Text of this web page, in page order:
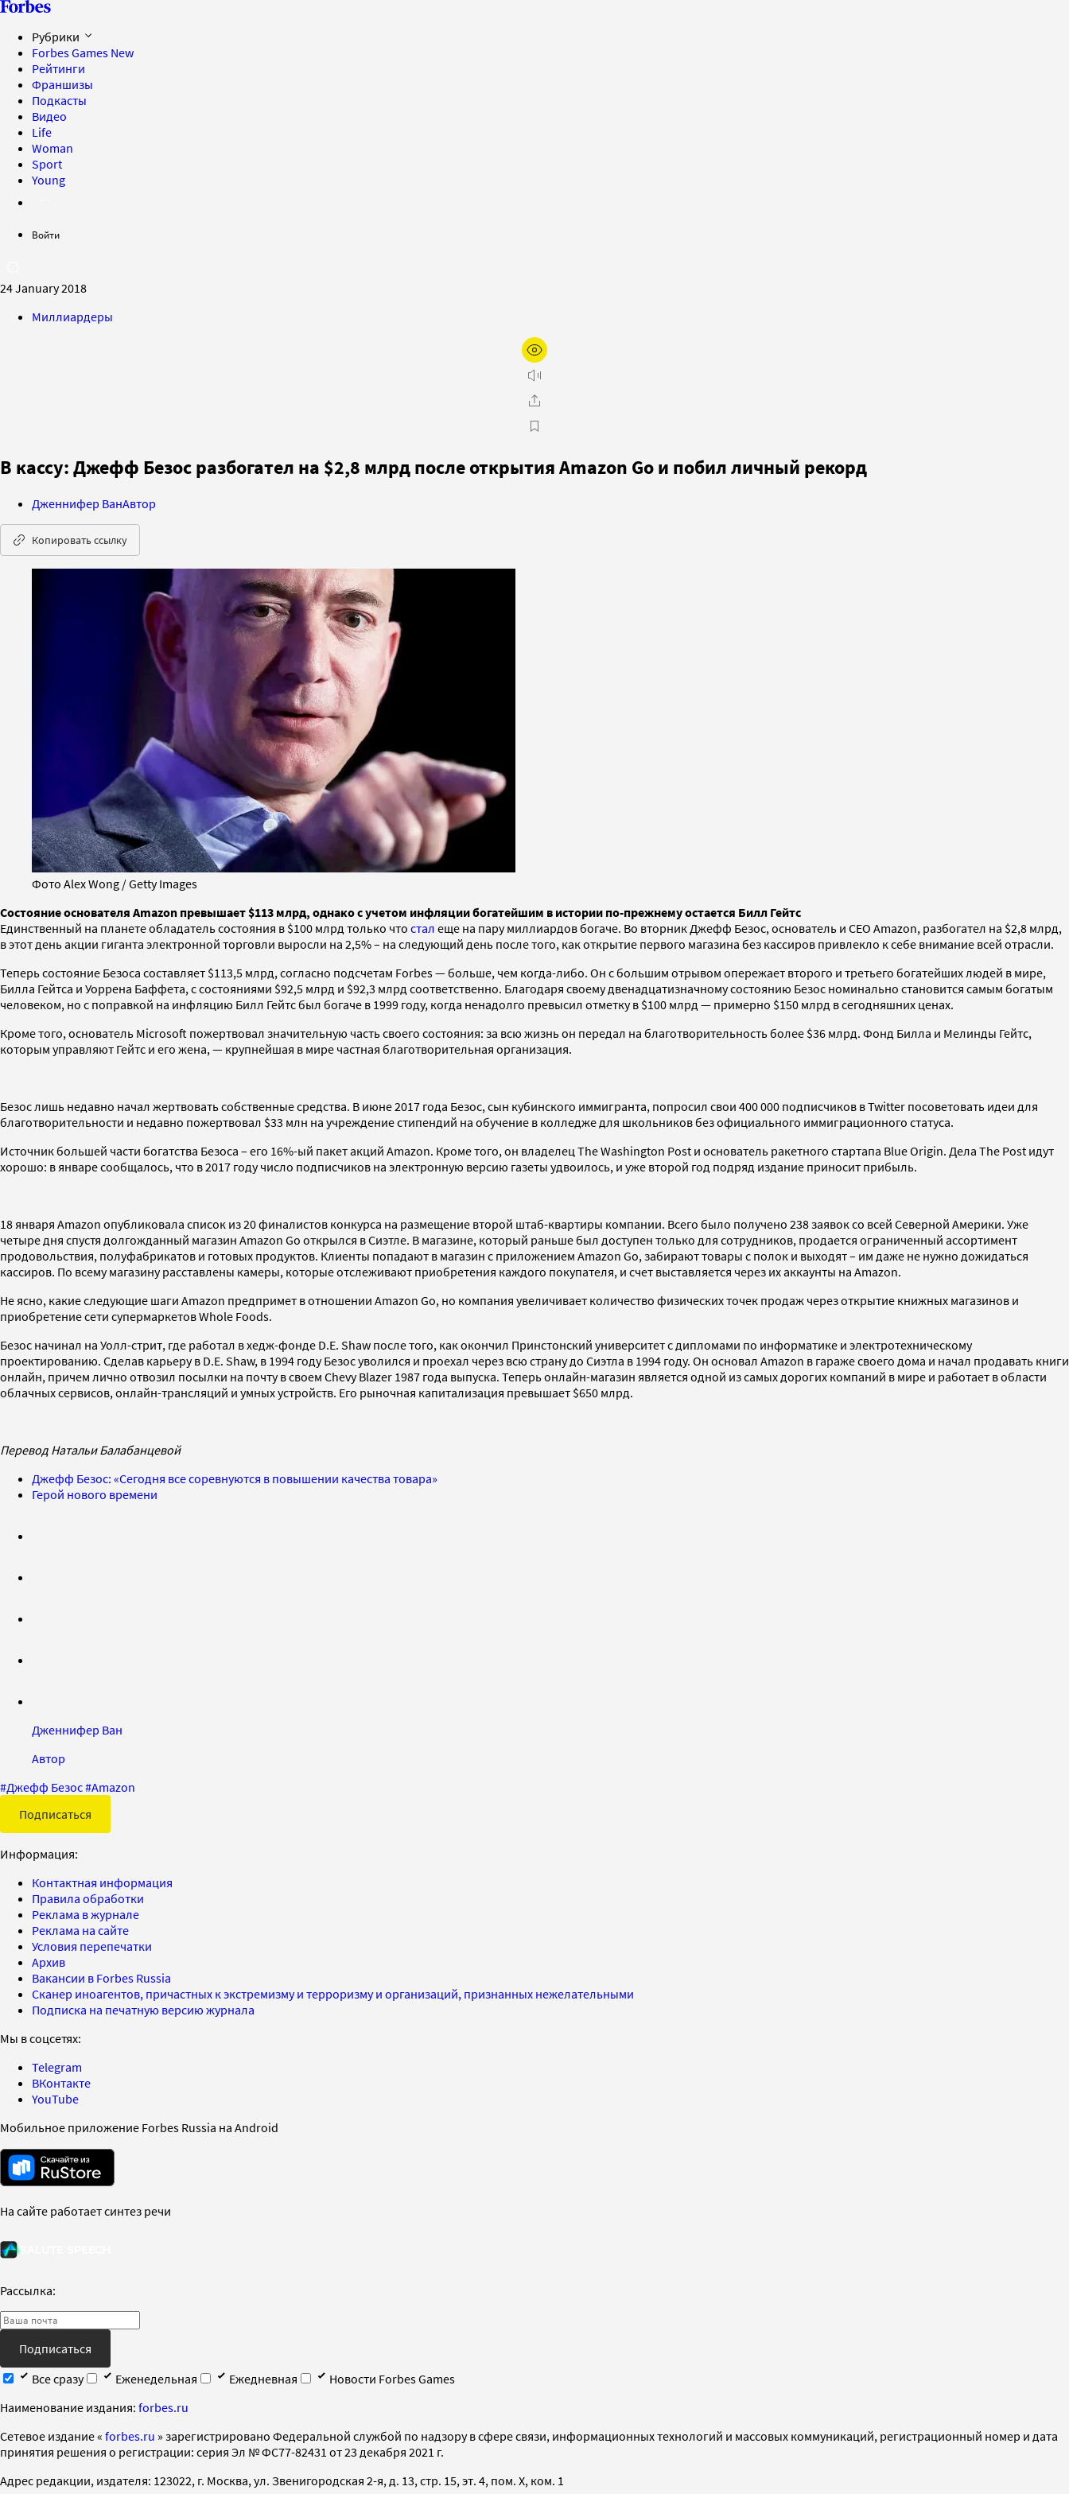
Рубрики
Forbes Games New
Рейтинги
Франшизы
Подкасты
Видео
Life
Woman
Sport
Young
Войти
24 January 2018
Миллиардеры
В кассу: Джефф Безос разбогател на $2,8 млрд после открытия Amazon Go и побил личный рекорд
Дженнифер ВанАвтор
Копировать ссылку
Фото Alex Wong / Getty Images
Состояние основателя Amazon превышает $113 млрд, однако с учетом инфляции богатейшим в истории по-прежнему остается Билл Гейтс
Единственный на планете обладатель состояния в $100 млрд только что стал еще на пару миллиардов богаче. Во вторник Джефф Безос, основатель и CEO Amazon, разбогател на $2,8 млрд,
в этот день акции гиганта электронной торговли выросли на 2,5% ­– на следующий день после того, как открытие первого магазина без кассиров привлекло к себе внимание всей отрасли.
Теперь состояние Безоса составляет $113,5 млрд, согласно подсчетам Forbes — больше, чем когда-либо. Он с большим отрывом опережает второго и третьего богатейших людей в мире,
Билла Гейтса и Уоррена Баффета, с состояниями $92,5 млрд и $92,3 млрд соответственно. Благодаря своему двенадцатизначному состоянию Безос номинально становится самым богатым
человеком, но с поправкой на инфляцию Билл Гейтс был богаче в 1999 году, когда ненадолго превысил отметку в $100 млрд — примерно $150 млрд в сегодняшних ценах.
Кроме того, основатель Microsoft пожертвовал значительную часть своего состояния: за всю жизнь он передал на благотворительность более $36 млрд. Фонд Билла и Мелинды Гейтс,
которым управляют Гейтс и его жена, — крупнейшая в мире частная благотворительная организация.
Безос лишь недавно начал жертвовать собственные средства. В июне 2017 года Безос, сын кубинского иммигранта, попросил свои 400 000 подписчиков в Twitter посоветовать идеи для
благотворительности и недавно пожертвовал $33 млн на учреждение стипендий на обучение в колледже для школьников без официального иммиграционного статуса.
Источник большей части богатства Безоса – его 16%-ый пакет акций Amazon. Кроме того, он владелец The Washington Post и основатель ракетного стартапа Blue Origin. Дела The Post идут
хорошо: в январе сообщалось, что в 2017 году число подписчиков на электронную версию газеты удвоилось, и уже второй год подряд издание приносит прибыль.
18 января Amazon опубликовала список из 20 финалистов конкурса на размещение второй штаб-квартиры компании. Всего было получено 238 заявок со всей Северной Америки. Уже
четыре дня спустя долгожданный магазин Amazon Go открылся в Сиэтле. В магазине, который раньше был доступен только для сотрудников, продается ограниченный ассортимент
продовольствия, полуфабрикатов и готовых продуктов. Клиенты попадают в магазин с приложением Amazon Go, забирают товары с полок и выходят – им даже не нужно дожидаться
кассиров. По всему магазину расставлены камеры, которые отслеживают приобретения каждого покупателя, и счет выставляется через их аккаунты на Amazon.
Не ясно, какие следующие шаги Amazon предпримет в отношении Amazon Go, но компания увеличивает количество физических точек продаж через открытие книжных магазинов и
приобретение сети супермаркетов Whole Foods.
Безос начинал на Уолл-стрит, где работал в хедж-фонде D.E. Shaw после того, как окончил Принстонский университет с дипломами по информатике и электротехническому
проектированию. Сделав карьеру в D.E. Shaw, в 1994 году Безос уволился и проехал через всю страну до Сиэтла в 1994 году. Он основал Amazon в гараже своего дома и начал продавать книги
онлайн, причем лично отвозил посылки на почту в своем Chevy Blazer 1987 года выпуска. Теперь онлайн-магазин является одной из самых дорогих компаний в мире и работает в области
облачных сервисов, онлайн-трансляций и умных устройств. Его рыночная капитализация превышает $650 млрд.
Перевод Натальи Балабанцевой
Джефф Безос: «Сегодня все соревнуются в повышении качества товара»
Герой нового времени
Дженнифер Ван
Автор
#Джефф Безос#Amazon
Подписаться
Информация:
Контактная информация
Правила обработки
Реклама в журнале
Реклама на сайте
Условия перепечатки
Архив
Вакансии в Forbes Russia
Сканер иноагентов, причастных к экстремизму и терроризму и организаций, признанных нежелательными
Подписка на печатную версию журнала
Мы в соцсетях:
Telegram
ВКонтакте
YouTube
Мобильное приложение Forbes Russia на Android
На сайте работает синтез речи
Рассылка:
Подписаться
Все сразу
Еженедельная Ежедневная
Новости Forbes Games
Наименование издания: forbes.ru
Cетевое издание « forbes.ru » зарегистрировано Федеральной службой по надзору в сфере связи, информационных технологий и массовых коммуникаций, регистрационный номер и дата
принятия решения о регистрации: серия Эл № ФС77-82431 от 23 декабря 2021 г.
Адрес редакции, издателя: 123022, г. Москва, ул. Звенигородская 2-я, д. 13, стр. 15, эт. 4, пом. X, ком. 1